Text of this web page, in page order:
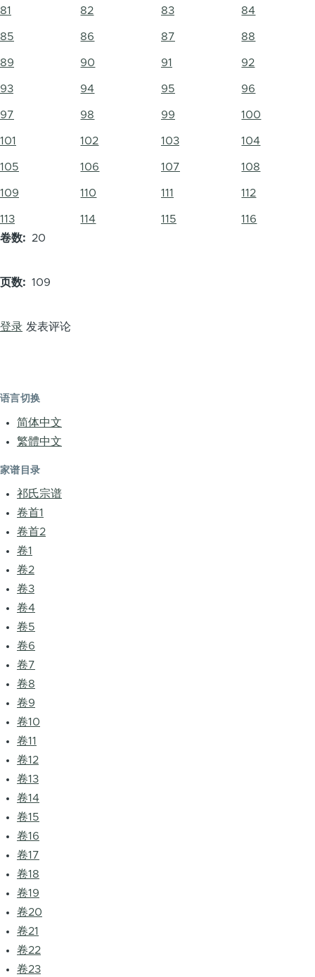
81 82 83 84
85 86 87 88
89 90 91 92
93 94 95 96
97 98 99 100
101 102 103 104
105 106 107 108
109 110 111 112
113 114 115
116
卷数
20
页数 109
登录 发表评论
语言切换
简体中文
繁體中文
家谱目录
祁氏宗谱
卷首1
卷首2
卷1
卷2
卷3
卷4
卷5
卷6
卷7
卷8
卷9
卷10
卷11
卷12
卷13
卷14
卷15
卷16
卷17
卷18
卷19
卷20
卷21
卷22
卷23